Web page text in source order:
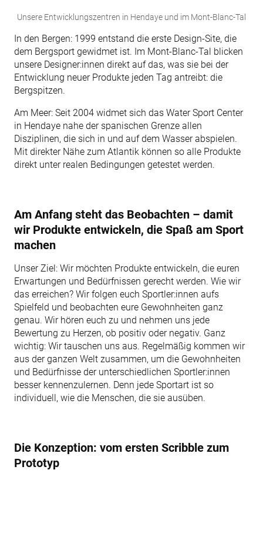
Unsere Entwicklungszentren in Hendaye und im Mont-Blanc-Tal
In den Bergen: 1999 entstand die erste Design-Site, die
dem Bergsport gewidmet ist. Im Mont-Blanc-Tal blicken
unsere Designer:innen direkt auf das, was sie bei der
Entwicklung neuer Produkte jeden Tag antreibt: die
Bergspitzen.
Am Meer: Seit 2004 widmet sich das Water Sport Center
in Hendaye nahe der spanischen Grenze allen
Disziplinen, die sich in und auf dem Wasser abspielen.
Mit direkter Nähe zum Atlantik können so alle Produkte
direkt unter realen Bedingungen getestet werden.
Am Anfang steht das Beobachten – damit
wir Produkte entwickeln, die Spaß am Sport
machen
Unser Ziel: Wir möchten Produkte entwickeln, die euren
Erwartungen und Bedürfnissen gerecht werden. Wie wir
das erreichen? Wir folgen euch Sportler:innen aufs
Spielfeld und beobachten eure Gewohnheiten ganz
genau. Wir hören euch zu und nehmen uns jede
Bewertung zu Herzen, ob positiv oder negativ. Ganz
wichtig: Wir tauschen uns aus. Regelmäßig kommen wir
aus der ganzen Welt zusammen, um die Gewohnheiten
und Bedürfnisse der unterschiedlichen Sportler:innen
besser kennenzulernen. Denn jede Sportart ist so
individuell, wie die Menschen, die sie ausüben.
Die Konzeption: vom ersten Scribble zum
Prototyp